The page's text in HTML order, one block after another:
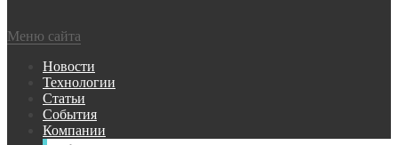
Меню сайта
Новости
Технологии
Статьи
События
Компании